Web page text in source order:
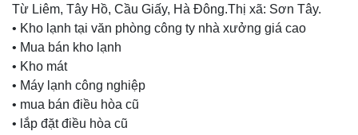
Từ Liêm, Tây Hồ, Cầu Giấy, Hà Đông.Thị xã: Sơn Tây.
• Kho lạnh tại văn phòng công ty nhà xưởng giá cao
• Mua bán kho lạnh
• Kho mát
• Máy lạnh công nghiệp
• mua bán điều hòa cũ
• lắp đặt điều hòa cũ